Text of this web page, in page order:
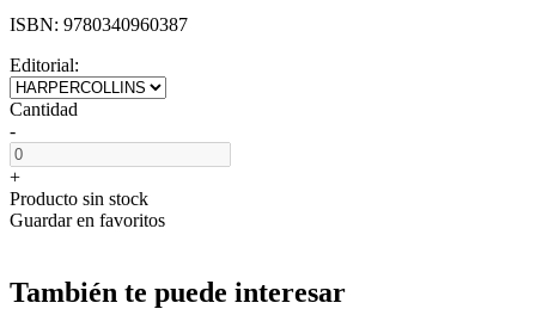
ISBN: 9780340960387
Editorial:
Cantidad
-
+
Producto sin stock
Guardar en favoritos
También te puede interesar